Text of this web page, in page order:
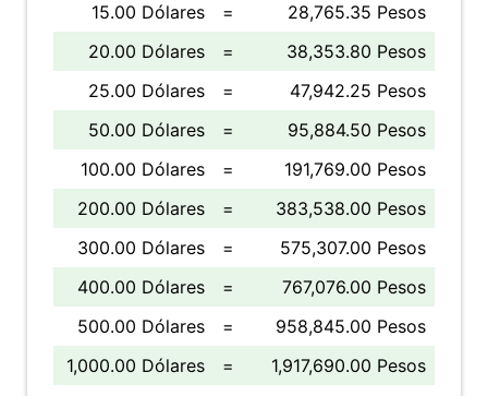
15.00 Dólares
=
28,765.35 Pesos
20.00 Dólares
=
38,353.80 Pesos
25.00 Dólares
=
47,942.25 Pesos
50.00 Dólares
=
95,884.50 Pesos
100.00 Dólares
=
191,769.00 Pesos
200.00 Dólares
=
383,538.00 Pesos
300.00 Dólares
=
575,307.00 Pesos
400.00 Dólares
=
767,076.00 Pesos
500.00 Dólares
=
958,845.00 Pesos
1,000.00 Dólares
=
1,917,690.00 Pesos